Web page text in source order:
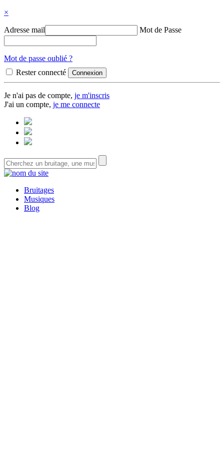
×
Adresse mail Mot de Passe
Mot de passe oublié ?
Rester connecté
Je n'ai pas de compte, je m'inscris
J'ai un compte, je me connecte
Bruitages
Musiques
Blog